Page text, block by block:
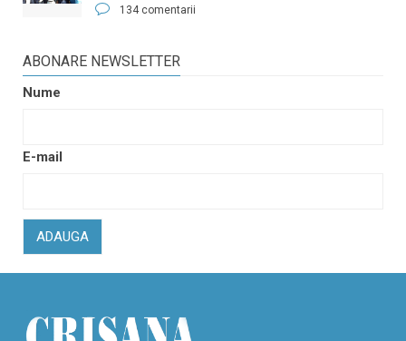
134 comentarii
ABONARE NEWSLETTER
Nume
E-mail
ADAUGA